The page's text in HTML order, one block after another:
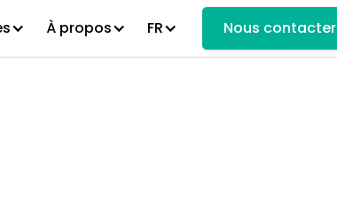
À propos FR Nous contacter